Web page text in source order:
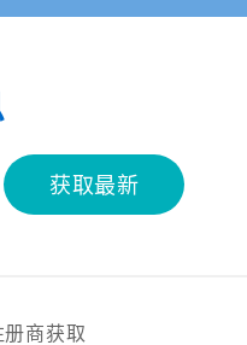
获取最新
商获取